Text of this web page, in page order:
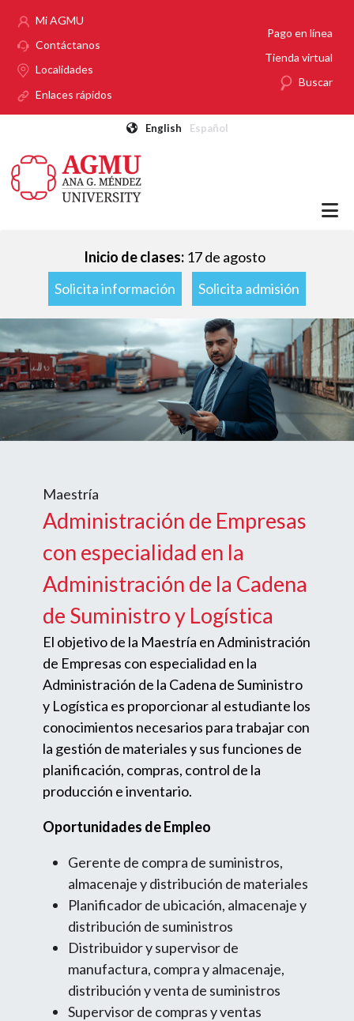
Mi AGMU
Contáctanos
Localidades
Enlaces rápidos
Pago en línea
Tienda virtual
Buscar
English Español
Inicio de clases: 17 de agosto
Solicita información
Solicita admisión
Imagen
Maestría
Administración de Empresas
con especialidad en la
Administración de la Cadena
de Suministro y Logística
El objetivo de la Maestría en Administración
de Empresas con especialidad en la
Administración de la Cadena de Suministro
y Logística es proporcionar al estudiante los
conocimientos necesarios para trabajar con
la gestión de materiales y sus funciones de
planificación, compras, control de la
producción e inventario.
Oportunidades de Empleo
Gerente de compra de suministros,
almacenaje y distribución de materiales
Planificador de ubicación, almacenaje y
distribución de suministros
Distribuidor y supervisor de
manufactura, compra y almacenaje,
distribución y venta de suministros
Supervisor de compras y ventas